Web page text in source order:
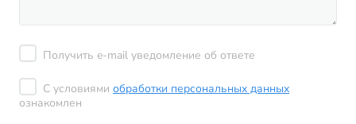
Получить e-mail уведомление об ответе
С условиями обработки персональных данных
ознакомлен